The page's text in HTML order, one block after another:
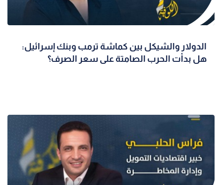
الدولار والشيكل بين كماشة ترمب وبنك إسرائيل:
هل بدأت الحرب الصامتة على سعر الصرف؟